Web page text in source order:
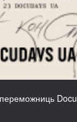
переможниць